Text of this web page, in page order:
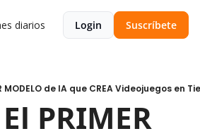
diarios Login Suscríbete
MODELO de IA que CREA Videojuegos en
PRIMER